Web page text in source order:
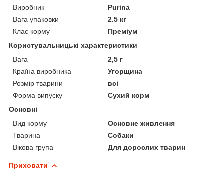
Виробник
Purina
Вага упаковки
2.5 кг
Клас корму
Преміум
Користувальницькі характеристики
Вага
2,5 г
Країна виробника
Угорщина
Розмір тварини
всі
Форма випуску
Сухий корм
Основні
Вид корму
Основне живлення
Тварина
Собаки
Вікова група
Для дорослих тварин
Приховати